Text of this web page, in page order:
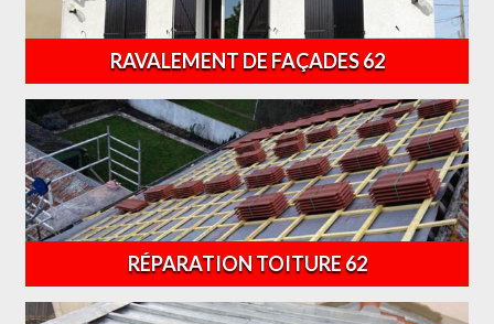
RAVALEMENT DE FAÇADES 62
RÉPARATION TOITURE 62